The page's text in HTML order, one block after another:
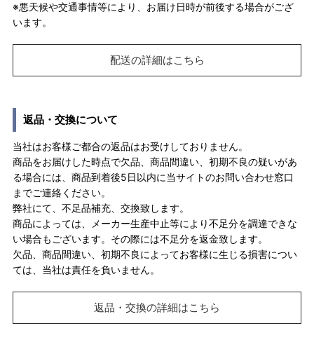
※悪天候や交通事情等により、お届け日時が前後する場合がござ
います。
配送の詳細はこちら
返品・交換について
当社はお客様ご都合の返品はお受けしておりません。
商品をお届けした時点で欠品、商品間違い、初期不良の疑いがあ
る場合には、商品到着後5日以内に当サイトのお問い合わせ窓口
までご連絡ください。
弊社にて、不足品補充、交換致します。
商品によっては、メーカー生産中止等により不足分を調達できな
い場合もございます。その際には不足分を返金致します。
欠品、商品間違い、初期不良によってお客様に生じる損害につい
ては、当社は責任を負いません。
返品・交換の詳細はこちら